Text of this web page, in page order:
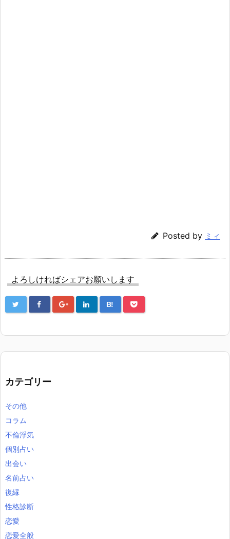
Posted by ミィ
よろしければシェアお願いします
B!
カテゴリー
その他
コラム
不倫浮気
個別占い
出会い
名前占い
復縁
性格診断
恋愛
恋愛全般